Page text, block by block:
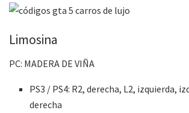
Limosina
PC: MADERA DE VIÑA
PS3 / PS4: R2, derecha, L2, izquierda,
derecha